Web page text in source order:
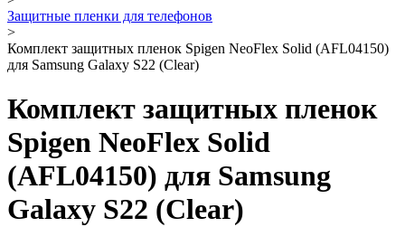
Защитные пленки для телефонов
>
Комплект защитных пленок Spigen NeoFlex Solid (AFL04150)
для Samsung Galaxy S22 (Clear)
Комплект защитных пленок
Spigen NeoFlex Solid
(AFL04150) для Samsung
Galaxy S22 (Clear)